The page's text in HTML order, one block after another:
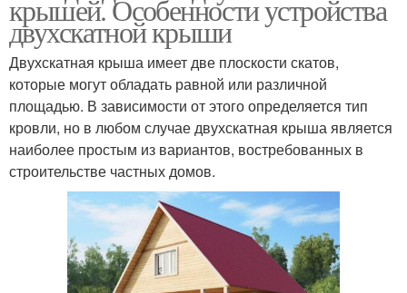
крышей. Особенности устройства
двухскатной крыши
Двухскатная крыша имеет две плоскости скатов,
которые могут обладать равной или различной
площадью. В зависимости от этого определяется тип
кровли, но в любом случае двухскатная крыша является
наиболее простым из вариантов, востребованных в
строительстве частных домов.